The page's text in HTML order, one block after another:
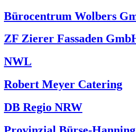
Bürocentrum Wolbers
ZF Zierer Fassaden
NWL
Robert Meyer Catering
DB Regio NRW